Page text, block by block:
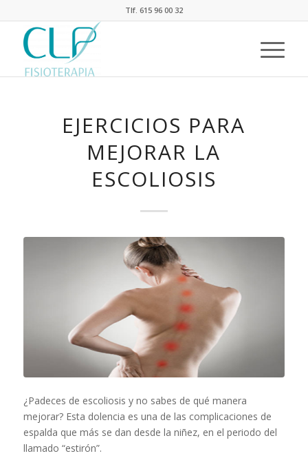
Tlf. 615 96 00 32
EJERCICIOS PARA
MEJORAR LA
ESCOLIOSIS
¿Padeces de escoliosis y no sabes de qué manera
mejorar? Esta dolencia es una de las complicaciones de
espalda que más se dan desde la niñez, en el periodo del
llamado “estirón”.